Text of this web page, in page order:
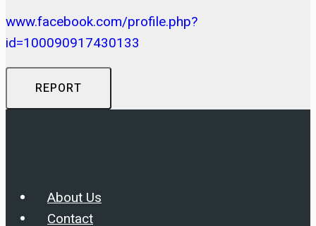
www.facebook.com/profile.php?
id=100090917430133
REPORT
About Us
Contact